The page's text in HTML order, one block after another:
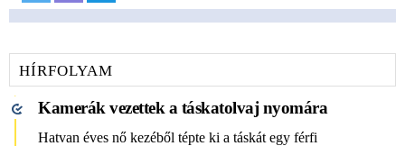
HÍRFOLYAM
Kamerák vezettek a táskatolvaj nyomára
Hatvan éves nő kezéből tépte ki a táskát egy férfi